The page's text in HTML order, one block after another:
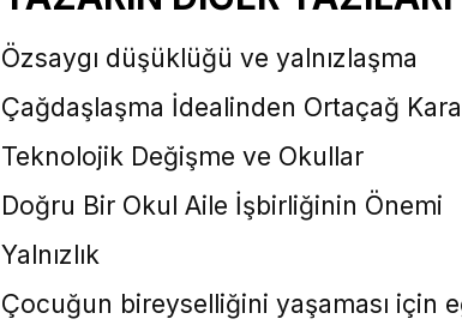
Özsaygı düşüklüğü ve yalnızlaşma
Çağdaşlaşma İdealinden Ortaçağ
Teknolojik Değişme ve Okullar
Doğru Bir Okul Aile İşbirliğinin Önemi
Yalnızlık
Çocuğun bireyselliğini yaşaması için